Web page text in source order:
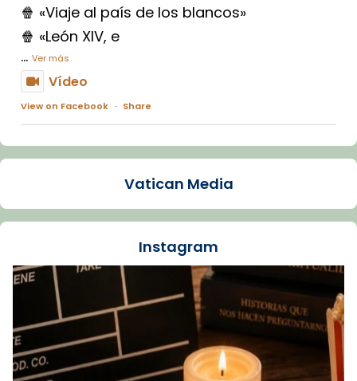
🍿 «Viaje al país de los blancos»
🍿 «León XIV, e
... Ver más
Vídeo
View on Facebook · Share
Arquebisbat de Barcelona
La Carmina va patir depressió. Fa gairebé
dos mesos, a l'Estadi Lluís Companys, la
Recupera l'entrevista comp
Vatican
tican News 👇
www.vaticannews.va/es/iglesia/news/2026-
07/carmina-historia-depresion-papa-viaje-
espana-testimoni...
Vatican Media
Instagram